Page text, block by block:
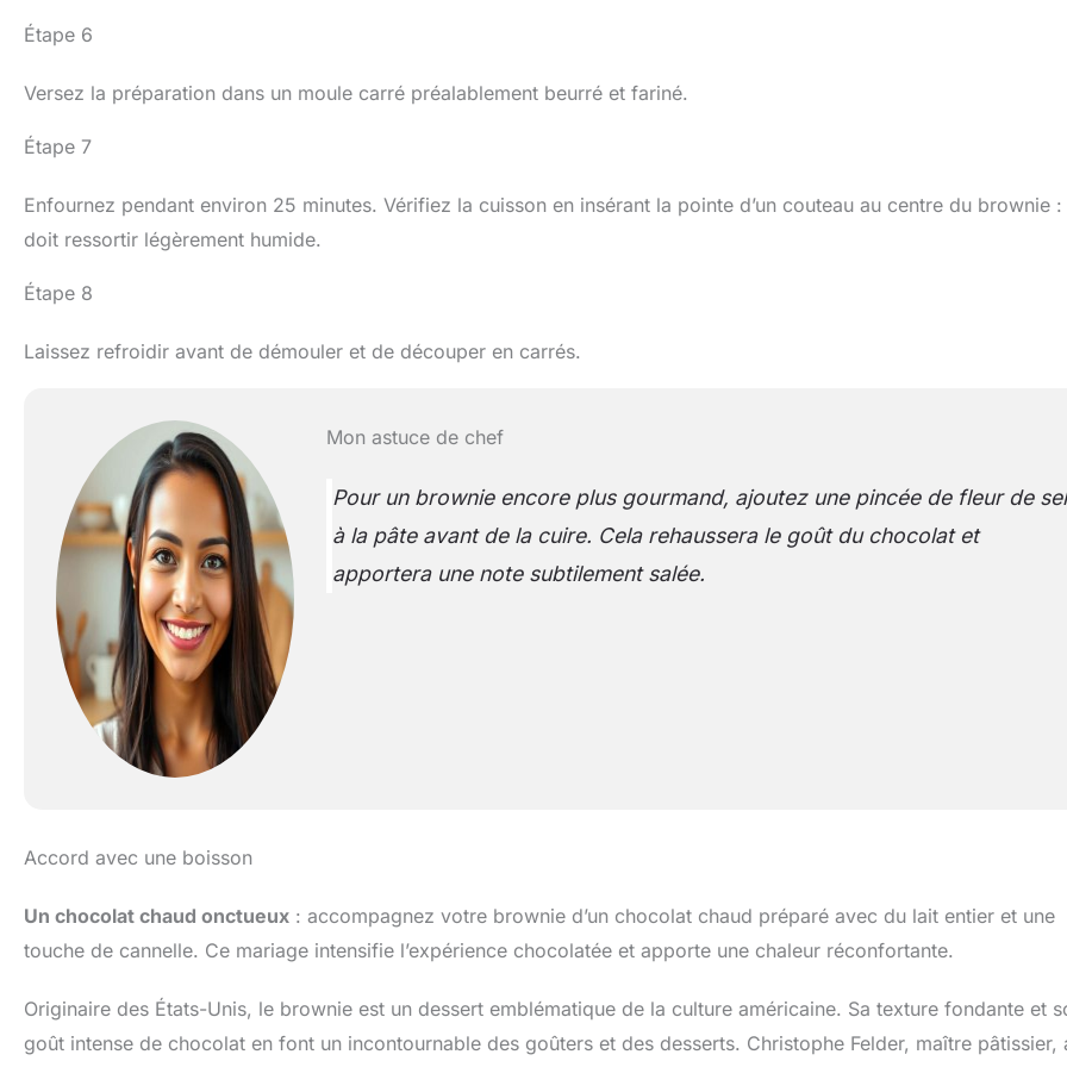
Étape 6
Versez la préparation dans un moule carré préalablement beurré et fariné.
Étape 7
Enfournez pendant environ 25 minutes. Vérifiez la cuisson en insérant la pointe d’un couteau au centre du brownie :
doit ressortir légèrement humide.
Étape 8
Laissez refroidir avant de démouler et de découper en carrés.
Mon astuce de chef
Pour un brownie encore plus gourmand, ajoutez une pincée de fleur de sel
à la pâte avant de la cuire. Cela rehaussera le goût du chocolat et
apportera une note subtilement salée.
Accord avec une boisson
Un chocolat chaud onctueux : accompagnez votre brownie d’un chocolat chaud préparé avec du lait entier et une
touche de cannelle. Ce mariage intensifie l’expérience chocolatée et apporte une chaleur réconfortante.
Originaire des États-Unis, le brownie est un dessert emblématique de la culture américaine. Sa texture fondante et
goût intense de chocolat en font un incontournable des goûters et des desserts. Christophe Felder, maître pâtissier,